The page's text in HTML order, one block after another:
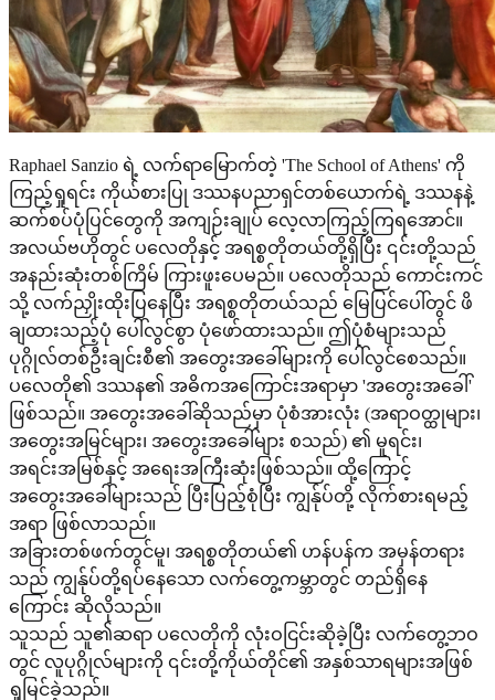
Raphael Sanzio ရဲ့ လက်ရာမြောက်တဲ့ 'The School of Athens' ကို
ကြည့်ရှုရင်း ကိုယ်စားပြု ဒဿနပညာရှင်တစ်ယောက်ရဲ့ ဒဿနနဲ့
ဆက်စပ်ပုံပြင်တွေကို အကျဉ်းချုပ် လေ့လာကြည့်ကြရအောင်။
အလယ်ဗဟိုတွင် ပလေတိုနှင့် အရစ္စတိုတယ်တို့ရှိပြီး ၎င်းတို့သည်
အနည်းဆုံးတစ်ကြိမ် ကြားဖူးပေမည်။ ပလေတိုသည် ကောင်းကင်
သို့ လက်ညှိုးထိုးပြနေပြီး အရစ္စတိုတယ်သည် မြေပြင်ပေါ်တွင် ဖိ
ချထားသည့်ပုံ ပေါ်လွင်စွာ ပုံဖော်ထားသည်။ ဤပုံစံများသည်
ပုဂ္ဂိုလ်တစ်ဦးချင်းစီ၏ အတွေးအခေါ်များကို ပေါ်လွင်စေသည်။
ပလေတို၏ ဒဿန၏ အဓိကအကြောင်းအရာမှာ 'အတွေးအခေါ်'
ဖြစ်သည်။ အတွေးအခေါ်ဆိုသည်မှာ ပုံစံအားလုံး (အရာဝတ္ထုများ၊
အတွေးအမြင်များ၊ အတွေးအခေါ်များ စသည်) ၏ မူရင်း၊
အရင်းအမြစ်နှင့် အရေးအကြီးဆုံးဖြစ်သည်။ ထို့ကြောင့်
အတွေးအခေါ်များသည် ပြီးပြည့်စုံပြီး ကျွန်ုပ်တို့ လိုက်စားရမည့်
အရာ ဖြစ်လာသည်။
အခြားတစ်ဖက်တွင်မူ၊ အရစ္စတိုတယ်၏ ဟန်ပန်က အမှန်တရား
သည် ကျွန်ုပ်တို့ရပ်နေသော လက်တွေ့ကမ္ဘာတွင် တည်ရှိနေ
ကြောင်း ဆိုလိုသည်။
သူသည် သူ၏ဆရာ ပလေတိုကို လုံးဝငြင်းဆိုခဲ့ပြီး လက်တွေ့ဘဝ
တွင် လူပုဂ္ဂိုလ်များကို ၎င်းတို့ကိုယ်တိုင်၏ အနှစ်သာရများအဖြစ်
ရှုမြင်ခဲ့သည်။